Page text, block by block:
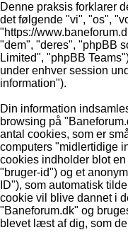
Denne praksis forklarer
det følgende "vi", "os",
"https://
"dem", "deres", "phpBB
Limited", "phpBB
under enhver session
information").
Din information
browsing på
antal cookies, som er
computers "midlertidige
cookies indholder blot
"bruger-id") og et
ID"), som automatisk
cookie vil blive dannet i
"Baneforum.dk" og
blevet læst af dig, som